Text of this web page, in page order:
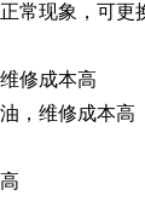
常现象，可
修成本高
，维修成本高